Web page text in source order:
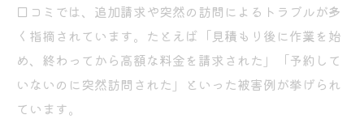
口コミでは、追加請求や突然の訪問によるトラブルが多
く指摘されています。たとえば「見積もり後に作業を始
め、終わってから高額な料金を請求された」「予約して
いないのに突然訪問された」といった被害例が挙げられ
ています。